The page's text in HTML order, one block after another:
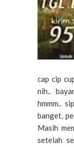
cap cip
nih..
hmmm..
banget,
Masih
setelah